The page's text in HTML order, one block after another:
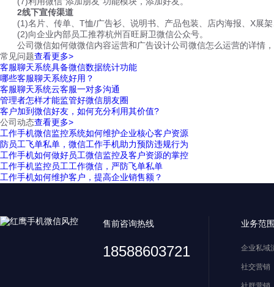
2线下宣传渠道
(1)名片、传单、T恤/广告衫、说明书、产品包装、店内海报、X展
(2)向企业内部员工推荐杭州百旺厨卫微信公众号。
公司微信如何做微信内容运营和广告设计公司微信怎么运营的详情
常见问题查看更多>
客服聊天系统具备微信数据统计功能
哪些客服聊天系统好用？
客服聊天系统云客服一对多沟通
管理者怎样才能监管好微信朋友圈
客户加到微信好友，如何充分利用其价值?
公司动态查看更多>
工作手机微信监控系统如何维护企业核心客户资源
防员工飞单私单，微信工作手机助力预防违规行为
工作手机如何做好员工微信监控及客户资源的掌控
工作手机监控员工工作微信，严防飞单私单
工作手机如何维护客户，提高企业销售额？
售前咨询热线
18588603721
业务范
企业私域
社交营销